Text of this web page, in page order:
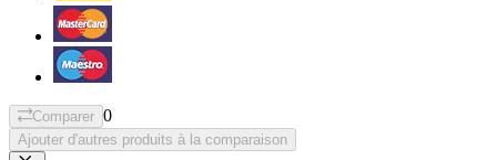
Comparer 0
Ajouter d'autres produits à la comparaison